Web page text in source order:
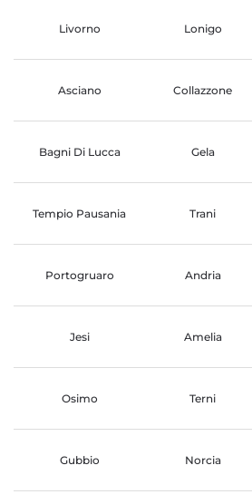
Livorno Lonigo
Asciano Collazzone
Bagni Di Lucca Gela
Tempio Pausania Trani
Portogruaro Andria
Jesi Amelia
Osimo Terni
Gubbio Norcia